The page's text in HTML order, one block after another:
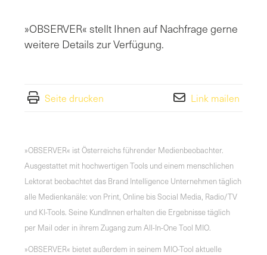
»OBSERVER« stellt Ihnen auf Nachfrage gerne
weitere Details zur Verfügung.
Seite drucken Link mailen
»OBSERVER« ist Österreichs führender Medienbeobachter.
Ausgestattet mit hochwertigen Tools und einem menschlichen
Lektorat beobachtet das Brand Intelligence Unternehmen täglich
alle Medienkanäle: von Print, Online bis Social Media, Radio/TV
und KI-Tools. Seine KundInnen erhalten die Ergebnisse täglich
per Mail oder in ihrem Zugang zum All-In-One Tool MIO.
»OBSERVER« bietet außerdem in seinem MIO-Tool aktuelle